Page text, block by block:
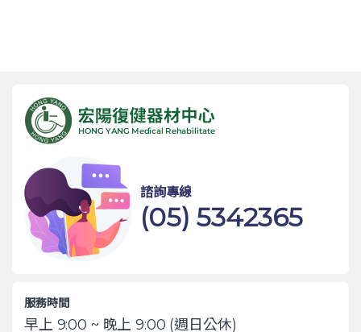
諮詢專線
(05) 5342365
服務時間
早上 9:00 ~ 晚上 9:00 (週日公休)